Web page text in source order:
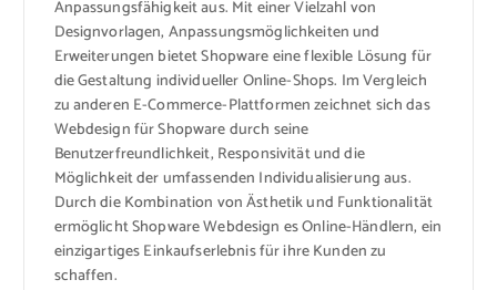
Anpassungsfähigkeit aus. Mit einer Vielzahl von
Designvorlagen, Anpassungsmöglichkeiten und
Erweiterungen bietet Shopware eine flexible Lösung für
die Gestaltung individueller Online-Shops. Im Vergleich
zu anderen E-Commerce-Plattformen zeichnet sich das
Webdesign für Shopware durch seine
Benutzerfreundlichkeit, Responsivität und die
Möglichkeit der umfassenden Individualisierung aus.
Durch die Kombination von Ästhetik und Funktionalität
ermöglicht Shopware Webdesign es Online-Händlern, ein
einzigartiges Einkaufserlebnis für ihre Kunden zu
schaffen.